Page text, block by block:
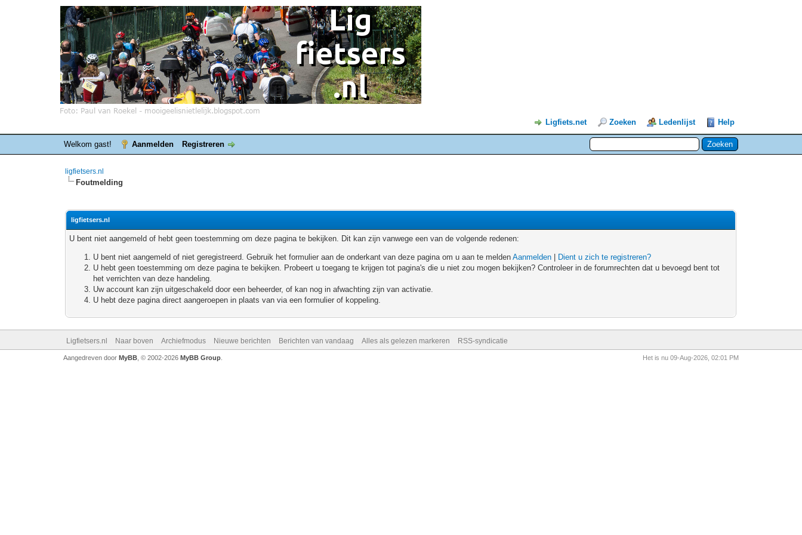
Ligfiets.net Zoeken Ledenlijst Help
Welkom gast! Aanmelden Registreren
ligfietsers.nl
Foutmelding
ligfietsers.nl
U bent niet aangemeld of hebt geen toestemming om deze pagina te bekijken. Dit kan zijn vanwege een van de volgende redenen:
U bent niet aangemeld of niet geregistreerd. Gebruik het formulier aan de onderkant van deze pagina om u aan te meldenAanmelden
Dient u zich te registreren?
U hebt geen toestemming om deze pagina te bekijken. Probeert u toegang te krijgen tot pagina's die u niet zou mogen bekijken? Controleer in de forumrechten dat u bevoegd bent tot
het verrichten van deze handeling.
Uw account kan zijn uitgeschakeld door een beheerder, of kan nog in afwachting zijn van activatie.
U hebt deze pagina direct aangeroepen in plaats van via een formulier of koppeling.
Ligfietsers.nl Naar boven Archiefmodus Nieuwe berichten Berichten van vandaag Alles als gelezen markeren RSS-syndicatie
Het is nu 09-Aug-2026, 02:01 PM
Aangedreven door MyBB, © 2002-2026 MyBB Group.